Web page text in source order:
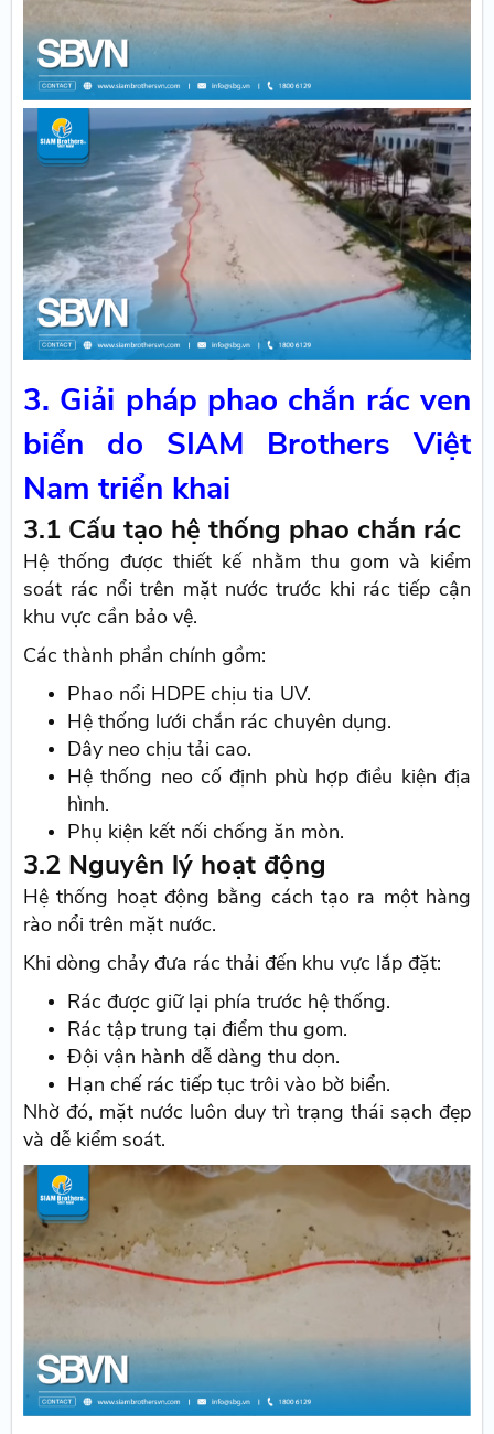
3. Giải pháp phao chắn rác ven
biển do SIAM Brothers Việt
Nam triển khai
3.1 Cấu tạo hệ thống phao chắn rác
Hệ thống được thiết kế nhằm thu gom và kiểm
soát rác nổi trên mặt nước trước khi rác tiếp cận
khu vực cần bảo vệ.
Các thành phần chính gồm:
Phao nổi HDPE chịu tia UV.
Hệ thống lưới chắn rác chuyên dụng.
Dây neo chịu tải cao.
Hệ thống neo cố định phù hợp điều kiện địa
hình.
Phụ kiện kết nối chống ăn mòn.
3.2 Nguyên lý hoạt động
Hệ thống hoạt động bằng cách tạo ra một hàng
rào nổi trên mặt nước.
Khi dòng chảy đưa rác thải đến khu vực lắp đặt:
Rác được giữ lại phía trước hệ thống.
Rác tập trung tại điểm thu gom.
Đội vận hành dễ dàng thu dọn.
Hạn chế rác tiếp tục trôi vào bờ biển.
Nhờ đó, mặt nước luôn duy trì trạng thái sạch đẹp
và dễ kiểm soát.